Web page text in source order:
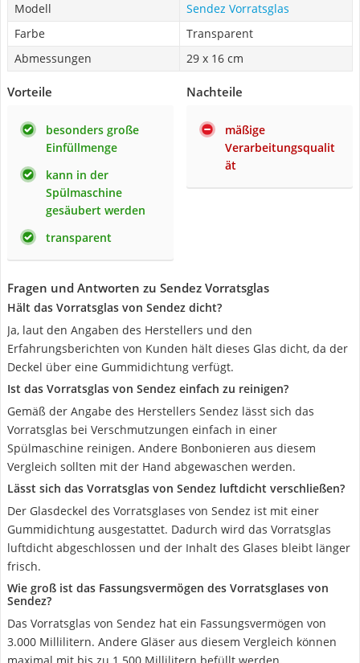
Modell
Sendez Vorratsglas
Farbe
Transparent
Abmessungen
29 x 16 cm
Vorteile
besonders große
Einfüllmenge
kann in der
Spülmaschine
gesäubert werden
transparent
Nachteile
mäßige
Verarbeitungsqualit
ät
Fragen und Antworten zu Sendez Vorratsglas
Hält das Vorratsglas von Sendez dicht?
Ja, laut den Angaben des Herstellers und den
Erfahrungsberichten von Kunden hält dieses Glas dicht, da der
Deckel über eine Gummidichtung verfügt.
Ist das Vorratsglas von Sendez einfach zu reinigen?
Gemäß der Angabe des Herstellers Sendez lässt sich das
Vorratsglas bei Verschmutzungen einfach in einer
Spülmaschine reinigen. Andere Bonbonieren aus diesem
Vergleich sollten mit der Hand abgewaschen werden.
Lässt sich das Vorratsglas von Sendez luftdicht verschließen?
Der Glasdeckel des Vorratsglases von Sendez ist mit einer
Gummidichtung ausgestattet. Dadurch wird das Vorratsglas
luftdicht abgeschlossen und der Inhalt des Glases bleibt länger
frisch.
Wie groß ist das Fassungsvermögen des Vorratsglases von
Sendez?
Das Vorratsglas von Sendez hat ein Fassungsvermögen von
3.000 Millilitern. Andere Gläser aus diesem Vergleich können